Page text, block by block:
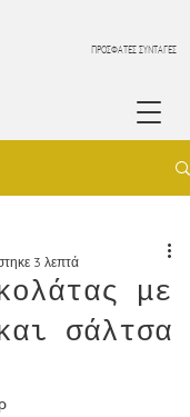
ΠΡΟΣΦΑΤΕΣ ΣΥΝΤΑΓΕΣ
με
σάλτσα
3 λεπτά